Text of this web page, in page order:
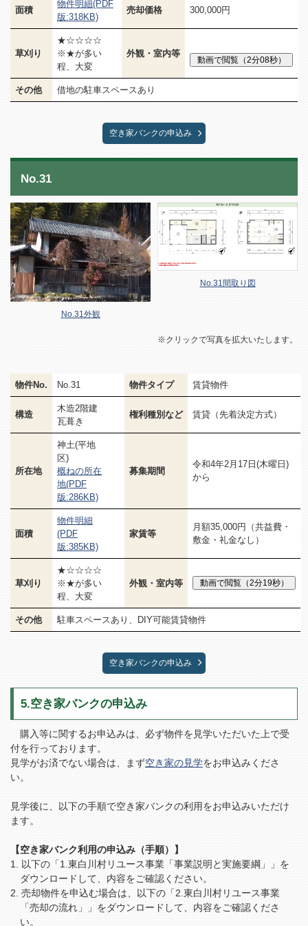
面積
物件明細(PDF
版:318KB)
売却価格 300,000円
草刈り
★☆☆☆☆
※★が多い
程、大変
外観・室内等
その他 借地の駐車スペースあり
空き家バンクの申込み
No.31
No.31外観
No.31間取り図
※クリックで写真を拡大いたします。
物件No. No.31 物件タイプ 賃貸物件
構造
木造2階建
瓦葺き
権利種別など 賃貸（先着決定方式）
所在地
神土(平地
区)
概ねの所在
地(PDF
版:286KB)
募集期間
令和4年2月17日(木曜日)
から
面積
物件明細
(PDF
版:385KB)
家賃等
月額35,000円（共益費・
敷金・礼金なし）
草刈り
★☆☆☆☆
※★が多い
程、大変
外観・室内等
その他 駐車スペースあり、DIY可能賃貸物件
空き家バンクの申込み
5.空き家バンクの申込み
購入等に関するお申込みは、必ず物件を見学いただいた上で受
付を行っております。
見学がお済でない場合は、まず空き家の見学をお申込みくださ
い。
見学後に、以下の手順で空き家バンクの利用をお申込みいただけ
ます。
【空き家バンク利用の申込み（手順）】
以下の「1.東白川村リユース事業「事業説明と実施要綱」」を
ダウンロードして、内容をご確認ください。
売却物件を申込む場合は、以下の「2.東白川村リユース事業
「売却の流れ」」をダウンロードして、内容をご確認くださ
い。